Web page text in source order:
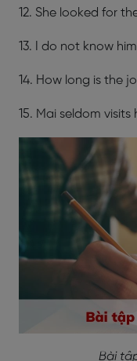
12. She looked for
13. I do not know
14. How long is the
15. Mai seldom visits
Bài